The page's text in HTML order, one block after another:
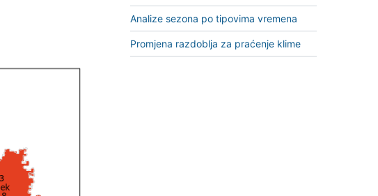
Analize sezona po tipovima vremena
Promjena razdoblja za praćenje klime